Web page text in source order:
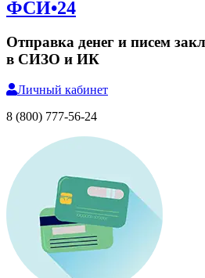
ФСИ•24
Отправка денег и писем
в СИЗО и ИК
Личный кабинет
8 (800) 777-56-24